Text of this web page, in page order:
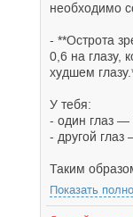
необходимо
- **Острота
0,6 на глазу,
худшем
У тебя:
- один глаз —
- другой глаз
Таким
Показать